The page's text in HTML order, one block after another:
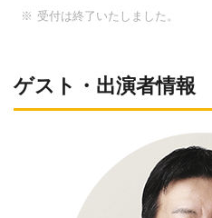
受付は終了いたしました。
ゲスト・出演者情報